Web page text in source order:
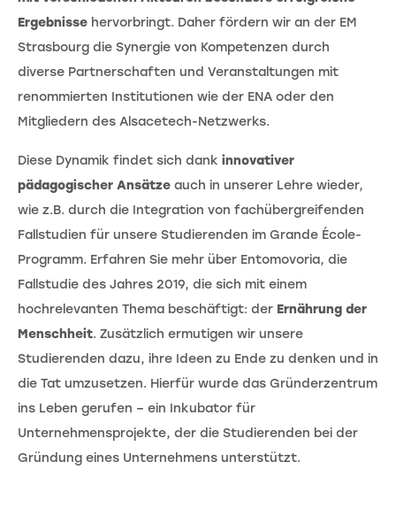
Ergebnisse hervorbringt. Daher fördern wir an der EM
Strasbourg die Synergie von Kompetenzen durch
diverse Partnerschaften und Veranstaltungen mit
renommierten Institutionen wie der ENA oder den
Mitgliedern des Alsacetech-Netzwerks.
Diese Dynamik findet sich dank innovativer
pädagogischer Ansätze auch in unserer Lehre wieder,
wie z.B. durch die Integration von fachübergreifenden
Fallstudien für unsere Studierenden im Grande École-
Programm. Erfahren Sie mehr über Entomovoria, die
Fallstudie des Jahres 2019, die sich mit einem
hochrelevanten Thema beschäftigt: der Ernährung der
Menschheit. Zusätzlich ermutigen wir unsere
Studierenden dazu, ihre Ideen zu Ende zu denken und in
die Tat umzusetzen. Hierfür wurde das Gründerzentrum
ins Leben gerufen – ein Inkubator für
Unternehmensprojekte, der die Studierenden bei der
Gründung eines Unternehmens unterstützt.